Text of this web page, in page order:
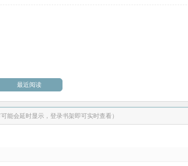
最近阅读
能会延时显示，登录书架即可实时查看）